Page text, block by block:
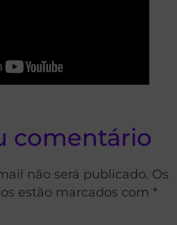
comentário
não será publicado. Os
estão marcados com *